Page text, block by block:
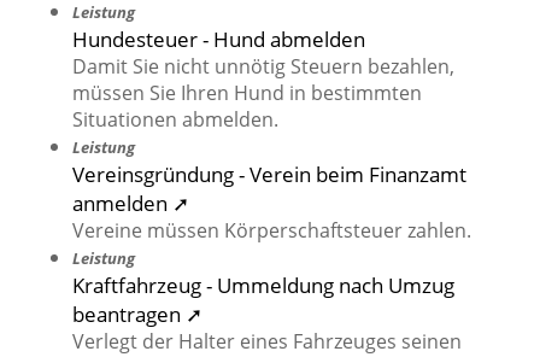
Leistung
Hundesteuer - Hund abmelden
Damit Sie nicht unnötig Steuern bezahlen,
müssen Sie Ihren Hund in bestimmten
Situationen abmelden.
Leistung
Vereinsgründung - Verein beim Finanzamt
anmelden ➚
Vereine müssen Körperschaftsteuer zahlen.
Leistung
Kraftfahrzeug - Ummeldung nach Umzug
beantragen ➚
Verlegt der Halter eines Fahrzeuges seinen